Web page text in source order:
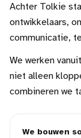
Achter Tolkie
ontwikkelaars,
communicatie,
We werken
niet alleen
combineren we
We bouwen